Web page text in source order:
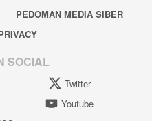
PEDOMAN MEDIA SIBER
SOCIAL
Twitter
Youtube